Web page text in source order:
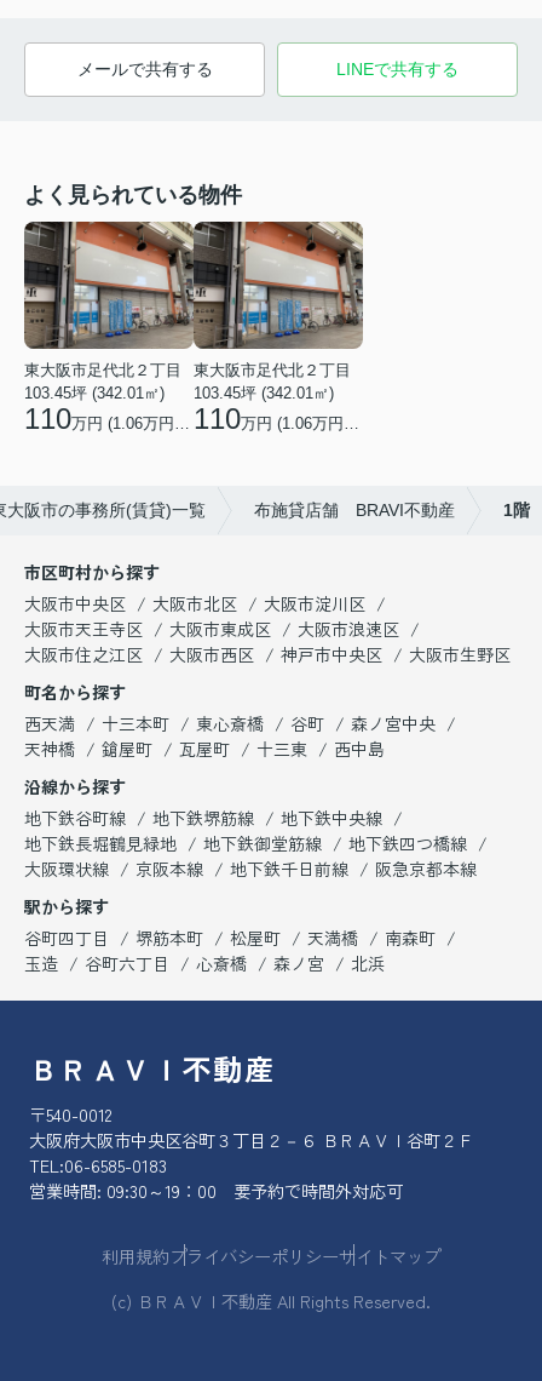
メールで共有する LINEで共有する
よく見られている物件
東大阪市足代北２丁目
103.45坪 (342.01㎡)
110万円 (1.06万円/坪)
東大阪市足代北２丁目
103.45坪 (342.01㎡)
110万円 (1.06万円/坪)
大阪市の事務所(賃貸)一覧 布施貸店舗 BRAVI不動産 1階
市区町村から探す
大阪市中央区
大阪市北区
大阪市淀川区
大阪市天王寺区
大阪市東成区
大阪市浪速区
大阪市住之江区
大阪市西区 神戸市中央区
大阪市生野区
町名から探す
西天満
十三本町 東心斎橋 谷町
森ノ宮中央
天神橋
鎗屋町 瓦屋町 十三東
西中島
沿線から探す
地下鉄谷町線
地下鉄堺筋線
地下鉄中央線
地下鉄長堀鶴見緑地
地下鉄御堂筋線
地下鉄四つ橋線
大阪環状線
京阪本線 地下鉄千日前線
阪急京都本線
駅から探す
谷町四丁目
堺筋本町 松屋町 天満橋
南森町
玉造
谷町六丁目 心斎橋 森ノ宮 北浜
ＢＲＡＶＩ不動産
〒540-0012
大阪府大阪市中央区谷町３丁目２－６ ＢＲＡＶＩ谷町２Ｆ
TEL:06-6585-0183
営業時間: 09:30～19：00 要予約で時間外対応可
利用規約プライバシーポリシーサイトマップ
(c) ＢＲＡＶＩ不動産 All Rights Reserved.